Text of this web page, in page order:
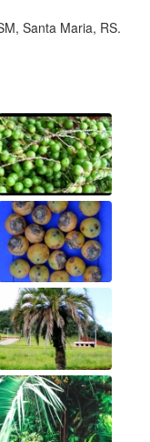
Santa Maria, RS.